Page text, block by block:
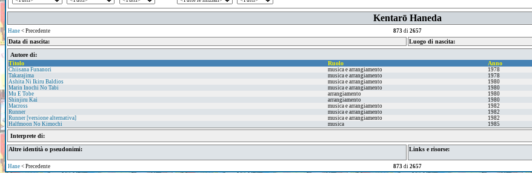
Kentarō Haneda
Hane < Precedente 873 di 2657
Data di nascita:
Luogo di nascita:
Autore di:
Titolo
Ruolo Anno
Chiisana Funanori musica e arrangiamento
1978
Takarajima
musica e arrangiamento
1978
Ashita Ni Ikiru Baldios
musica e arrangiamento
1980
Marin Inochi No Tabi
musica e arrangiamento
1980
Mu E Tobe
arrangiamento
1980
Shinjiru Kai
arrangiamento
1980
Macross
musica e arrangiamento
1982
Runner
musica e arrangiamento
1982
Runner [versione alternativa]
musica e arrangiamento
1982
Halfmoon No Kimochi
musica 1985
Interprete di:
Altre identità o pseudonimi:
Links e risorse:
Hane < Precedente 873 di 2657